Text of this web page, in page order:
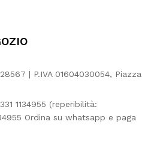
| P.IVA 01604030054, Piazza
1134955 (reperibilità:
Ordina su whatsapp e paga